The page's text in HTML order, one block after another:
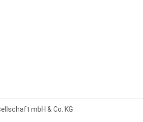
mbH & Co. KG